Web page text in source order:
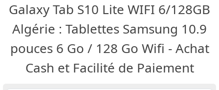
Galaxy Tab S10 Lite WIFI 6/128GB
Algérie : Tablettes Samsung 10.9
pouces 6 Go / 128 Go Wifi - Achat
Cash et Facilité de Paiement